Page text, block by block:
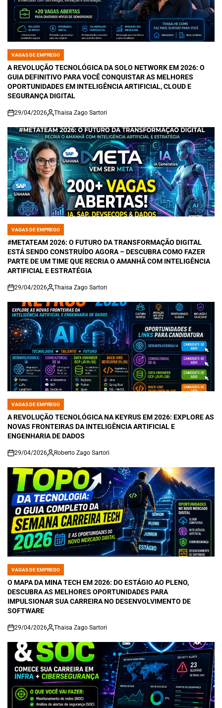
POSTED
IN
VAGAS DE EMPREGO
A REVOLUÇÃO TECNOLÓGICA DA SOLO NETWORK EM 2026: O
GUIA DEFINITIVO PARA VOCÊ CONQUISTAR AS MELHORES
OPORTUNIDADES EM INTELIGÊNCIA ARTIFICIAL, CLOUD E
SEGURANÇA DIGITAL
on
29/04/2026 Thaisa Zago Sartori
POSTED
IN
VAGAS DE EMPREGO
#METATEAM 2026: O FUTURO DA TRANSFORMAÇÃO DIGITAL
ESTÁ SENDO CONSTRUÍDO AGORA – DESCUBRA COMO FAZER
PARTE DE UM TIME QUE RECRIA O AMANHÃ COM INTELIGÊNCIA
ARTIFICIAL E ESTRATÉGIA
on
29/04/2026 Thaisa Zago Sartori
POSTED
IN
VAGAS DE EMPREGO
A REVOLUÇÃO TECNOLÓGICA NA KEYRUS EM 2026: EXPLORE AS
NOVAS FRONTEIRAS DA INTELIGÊNCIA ARTIFICIAL E
ENGENHARIA DE DADOS
on
29/04/2026 Roberto Zago Sartori
POSTED
IN
VAGAS DE EMPREGO
O MAPA DA MINA TECH EM 2026: DO ESTÁGIO AO PLENO,
DESCUBRA AS MELHORES OPORTUNIDADES PARA
IMPULSIONAR SUA CARREIRA NO DESENVOLVIMENTO DE
SOFTWARE
on
29/04/2026 Thaisa Zago Sartori